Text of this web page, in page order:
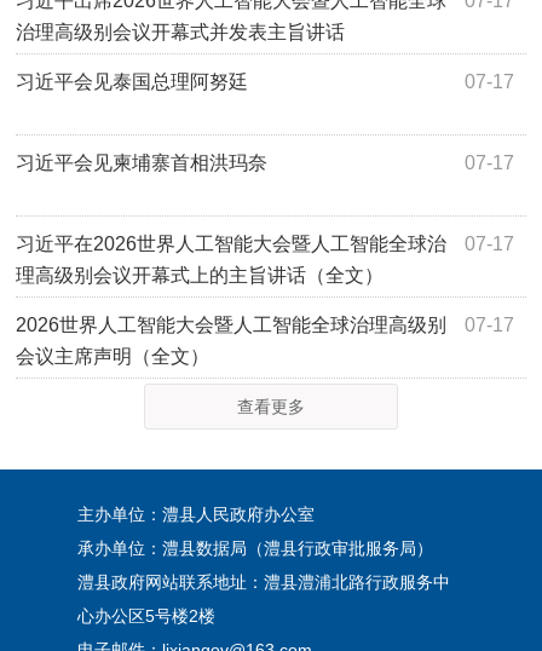
治理高级别会议开幕式并发表主旨讲话
07-17
习近平会见泰国总理阿努廷
07-17
习近平会见柬埔寨首相洪玛奈
07-17
习近平在2026世界人工智能大会暨人工智能全球治
理高级别会议开幕式上的主旨讲话（全文）
07-17
2026世界人工智能大会暨人工智能全球治理高级别
会议主席声明（全文）
查看更多
主办单位：澧县人民政府办公室
承办单位：澧县数据局（澧县行政审批服务局）
澧县政府网站联系地址：澧县澧浦北路行政服务中
心办公区5号楼2楼